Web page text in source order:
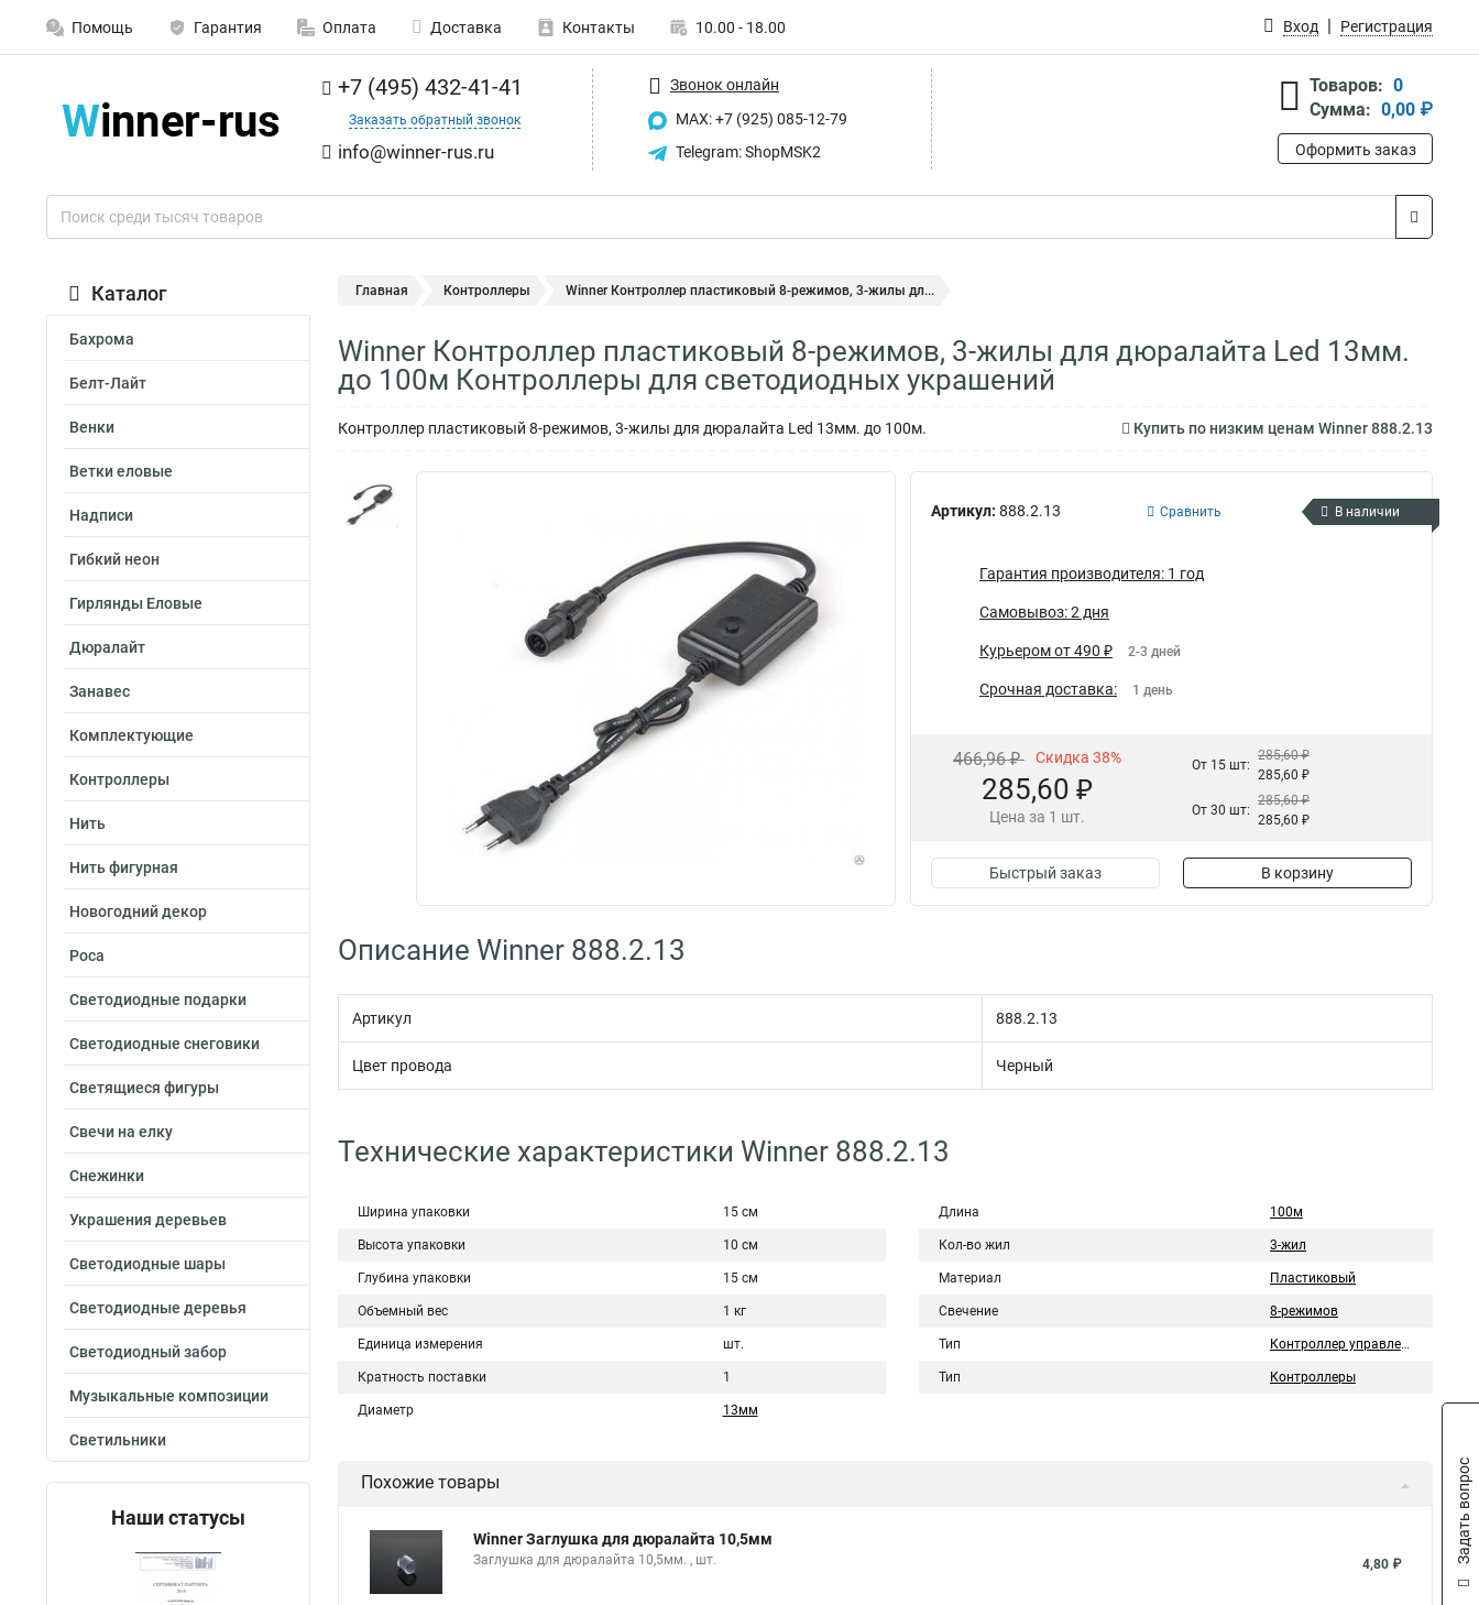
Помощь Гарантия Оплата Доставка Контакты 10.00 - 18.00 Вход Регистрация
+7 (495) 432-41-41
Заказать обратный звонок
info@winner-rus.ru
Звонок онлайн
MAX: +7 (925) 085-12-79
Telegram: ShopMSK2
Товаров: 0
Сумма: 0,00 ₽
Оформить заказ
Каталог
Бахрома
Белт-Лайт
Венки
Ветки еловые
Надписи
Гибкий неон
Гирлянды Еловые
Дюралайт
Занавес
Комплектующие
Контроллеры
Нить
Нить фигурная
Новогодний декор
Роса
Светодиодные подарки
Светодиодные снеговики
Светящиеся фигуры
Свечи на елку
Снежинки
Украшения деревьев
Светодиодные шары
Светодиодные деревья
Светодиодный забор
Музыкальные композиции
Светильники
Наши статусы
Главная Контроллеры Winner Контроллер пластиковый 8-режимов, 3-жилы дл...
Winner Контроллер пластиковый 8-режимов, 3-жилы для дюралайта Led 13мм.
до 100м Контроллеры для светодиодных украшений
Контроллер пластиковый 8-режимов, 3-жилы для дюралайта Led 13мм. до 100м. Купить по низким ценам Winner 888.2.13
Артикул: 888.2.13 Сравнить В наличии
Гарантия производителя: 1 год
Самовывоз: 2 дня
Курьером от 490 ₽ 2-3 дней
Срочная доставка: 1 день
466,96 ₽ Скидка 38%
285,60 ₽
Цена за 1 шт.
От 15 шт:
285,60 ₽
285,60 ₽
От 30 шт:
285,60 ₽
285,60 ₽
Быстрый заказ В корзину
Описание Winner 888.2.13
Артикул 888.2.13
Цвет провода Черный
Технические характеристики Winner 888.2.13
Ширина упаковки 15 см
Высота упаковки 10 см
Глубина упаковки 15 см
Объемный вес 1 кг
Единица измерения шт.
Кратность поставки 1
Диаметр 13мм
Длина 100м
Кол-во жил 3-жил
Материал Пластиковый
Свечение 8-режимов
Тип Контроллер управления светом
Тип Контроллеры
Похожие товары
Winner Заглушка для дюралайта 10,5мм
Заглушка для дюралайта 10,5мм. , шт. 4,80 ₽ Задать вопрос